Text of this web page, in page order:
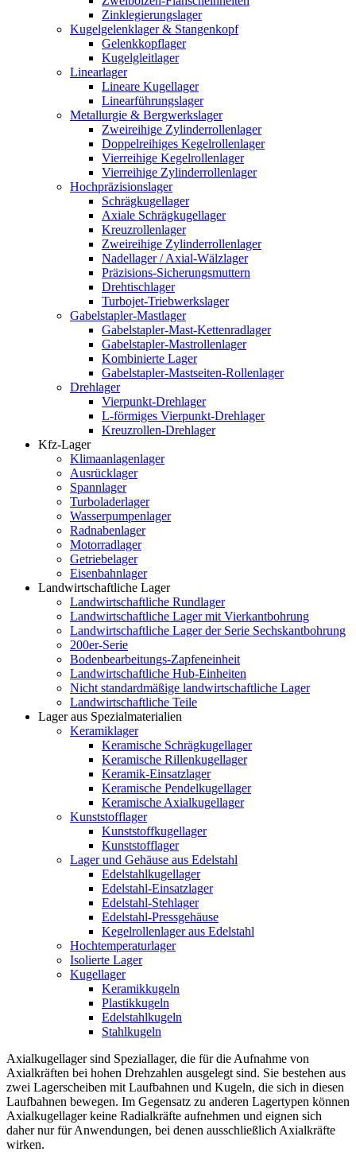
Zinklegierungslager
Kugelgelenklager & Stangenkopf
Gelenkkopflager
Kugelgleitlager
Linearlager
Lineare Kugellager
Linearführungslager
Metallurgie & Bergwerkslager
Zweireihige Zylinderrollenlager
Doppelreihiges Kegelrollenlager
Vierreihige Kegelrollenlager
Vierreihige Zylinderrollenlager
Hochpräzisionslager
Schrägkugellager
Axiale Schrägkugellager
Kreuzrollenlager
Zweireihige Zylinderrollenlager
Nadellager / Axial-Wälzlager
Präzisions-Sicherungsmuttern
Drehtischlager
Turbojet-Triebwerkslager
Gabelstapler-Mastlager
Gabelstapler-Mast-Kettenradlager
Gabelstapler-Mastrollenlager
Kombinierte Lager
Gabelstapler-Mastseiten-Rollenlager
Drehlager
Vierpunkt-Drehlager
L-förmiges Vierpunkt-Drehlager
Kreuzrollen-Drehlager
Kfz-Lager
Klimaanlagenlager
Ausrücklager
Spannlager
Turboladerlager
Wasserpumpenlager
Radnabenlager
Motorradlager
Getriebelager
Eisenbahnlager
Landwirtschaftliche Lager
Landwirtschaftliche Rundlager
Landwirtschaftliche Lager mit Vierkantbohrung
Landwirtschaftliche Lager der Serie Sechskantbohrung
200er-Serie
Bodenbearbeitungs-Zapfeneinheit
Landwirtschaftliche Hub-Einheiten
Nicht standardmäßige landwirtschaftliche Lager
Landwirtschaftliche Teile
Lager aus Spezialmaterialien
Keramiklager
Keramische Schrägkugellager
Keramische Rillenkugellager
Keramik-Einsatzlager
Keramische Pendelkugellager
Keramische Axialkugellager
Kunststofflager
Kunststoffkugellager
Kunststofflager
Lager und Gehäuse aus Edelstahl
Edelstahlkugellager
Edelstahl-Einsatzlager
Edelstahl-Stehlager
Edelstahl-Pressgehäuse
Kegelrollenlager aus Edelstahl
Hochtemperaturlager
Isolierte Lager
Kugellager
Keramikkugeln
Plastikkugeln
Edelstahlkugeln
Stahlkugeln
Axialkugellager sind Speziallager, die für die Aufnahme von
Axialkräften bei hohen Drehzahlen ausgelegt sind. Sie bestehen aus
zwei Lagerscheiben mit Laufbahnen und Kugeln, die sich in diesen
Laufbahnen bewegen. Im Gegensatz zu anderen Lagertypen können
Axialkugellager keine Radialkräfte aufnehmen und eignen sich
daher nur für Anwendungen, bei denen ausschließlich Axialkräfte
wirken.